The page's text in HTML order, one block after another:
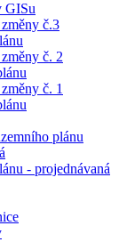
GISu
č.3
č. 2
č. 1
plánu
- projednávaná